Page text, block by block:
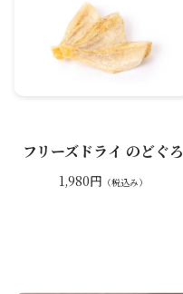
フリーズドライ のどぐろ
1,980円 （税込み）